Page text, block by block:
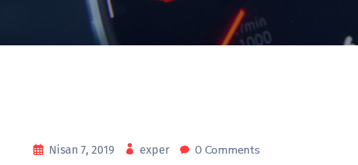
Nisan 7, 2019 exper 0 Comments